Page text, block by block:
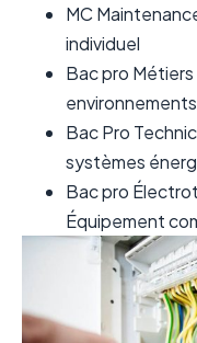
MC
individuel
Bac pro
Bac Pro
systèmes
Bac pro
Équipement